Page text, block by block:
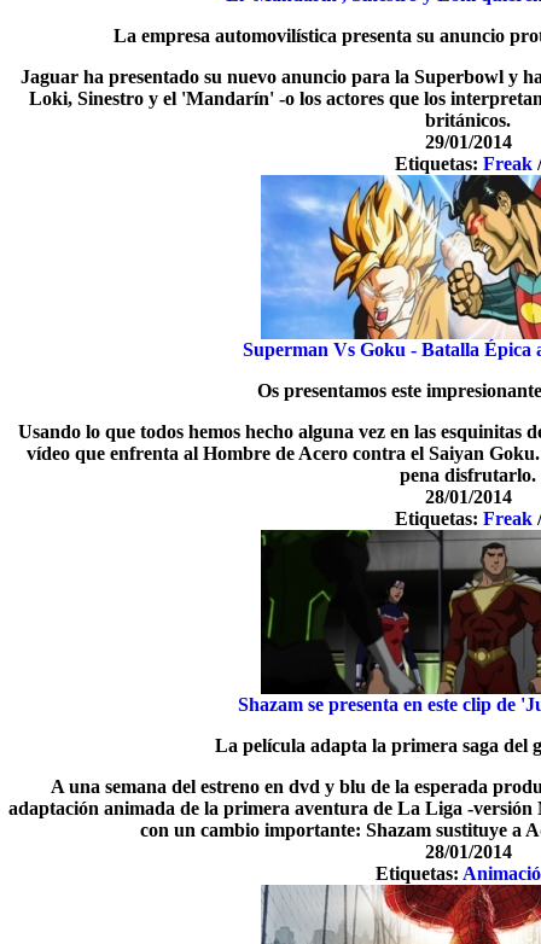
La empresa automovilística presenta su anuncio
Jaguar ha presentado su nuevo anuncio para la Superbowl y
Loki, Sinestro y el 'Mandarín' -o los actores que los
británicos.
29/01/2014
Etiquetas: Freak /
Superman Vs Goku - Batalla Épica
Os presentamos este
Usando lo que todos hemos hecho alguna vez en las esquinitas
vídeo que enfrenta al Hombre de Acero contra el Saiyan
pena disfrutarlo.
28/01/2014
Etiquetas: Freak /
Shazam se presenta en este clip de
La película adapta la primera saga del
A una semana del estreno en dvd y blu de la esperada
adaptación animada de la primera aventura de La Liga -versión
con un cambio importante: Shazam sustituye a
28/01/2014
Etiquetas: